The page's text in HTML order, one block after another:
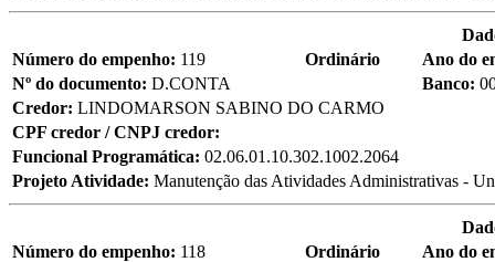
Número do empenho: 119 Ordinário
Ano do
Nº do documento: D.CONTA Banco:
Credor: LINDOMARSON SABINO DO CARMO
CPF credor / CNPJ credor:
Funcional Programática: 02.06.01.10.302.1002.2064
Projeto Atividade: Manutenção das Atividades Administrativas -
Número do empenho: 118 Ordinário
Ano do